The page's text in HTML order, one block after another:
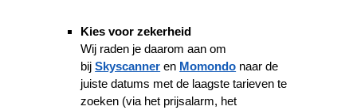
Kies voor zekerheid
Wij raden je daarom aan om
bijSkyscanner en Momondo naar de
juiste datums met de laagste tarieven te
zoeken (via het prijsalarm, het